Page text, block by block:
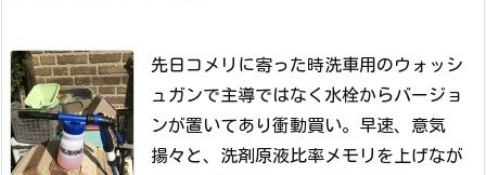
先日コメリに寄った時洗車用のウォッシ
ュガンで主導ではなく水栓からバージョ
ンが置いてあり衝動買い。 早速、意気
揚々と、洗剤原液比率メモリを上げなが